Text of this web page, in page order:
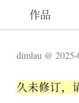
作品
dimlau 2025-
久未修订，